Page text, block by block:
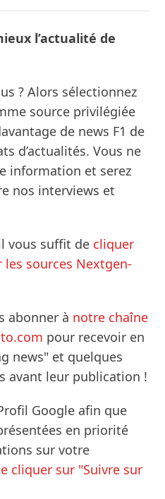
l’actualité de
? Alors sélectionnez
source privilégiée
de news F1 de
d’actualités. Vous ne
information et serez
nos interviews et
vous suffit de cliquer
sources Nextgen-
abonner à notre chaîne
pour recevoir en
news" et quelques
avant leur publication !
Google afin que
en priorité
sur votre
cliquer sur "Suivre sur